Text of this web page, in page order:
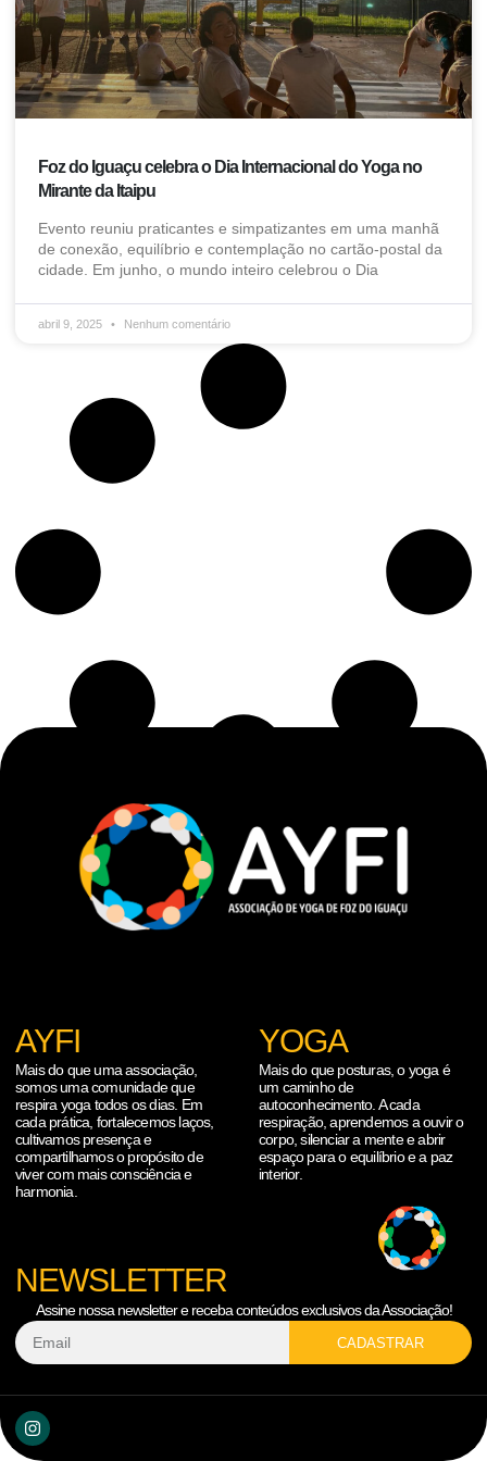
Foz do Iguaçu celebra o Dia Internacional do Yoga no
Mirante da Itaipu
Evento reuniu praticantes e simpatizantes em uma manhã
de conexão, equilíbrio e contemplação no cartão-postal da
cidade. Em junho, o mundo inteiro celebrou o Dia
abril 9, 2025 Nenhum comentário
AYFI
Mais do que uma associação,
somos uma comunidade que
respira yoga todos os dias. Em
cada prática, fortalecemos laços,
cultivamos presença e
compartilhamos o propósito de
viver com mais consciência e
harmonia.
YOGA
Mais do que posturas, o yoga é
um caminho de
autoconhecimento. A cada
respiração, aprendemos a ouvir o
corpo, silenciar a mente e abrir
espaço para o equilíbrio e a paz
interior.
NEWSLETTER
Assine nossa newsletter e receba conteúdos exclusivos da Associação!
CADASTRAR